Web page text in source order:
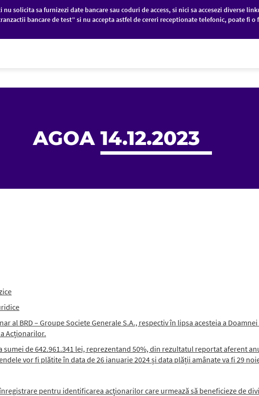
solicita sa furnizezi date bancare sau coduri de access, si nici sa accesezi diverse
bancare de test” si nu accepta astfel de cereri receptionate telefonic, poate fi
AGOA 14.12.2023
al BRD – Groupe Societe Generale S.A., respectiv în lipsa acesteia a
Acționarilor.
de 642.961.341 lei, reprezentand 50%, din rezultatul reportat aferent
vor fi plătite în data de 26 ianuarie 2024 și data plății amânate va fi 29
pentru identificarea acţionarilor care urmează să beneficieze de